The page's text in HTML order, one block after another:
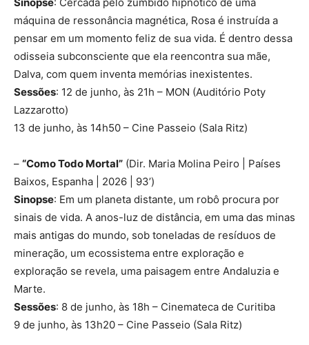
máquina de ressonância magnética, Rosa é instruída a
pensar em um momento feliz de sua vida. É dentro dessa
odisseia subconsciente que ela reencontra sua mãe,
Dalva, com quem inventa memórias inexistentes.
Sessões: 12 de junho, às 21h – MON (Auditório Poty
Lazzarotto)
13 de junho, às 14h50 – Cine Passeio (Sala Ritz)
– “Como Todo Mortal” (Dir. Maria Molina Peiro | Países
Baixos, Espanha | 2026 | 93’)
Sinopse: Em um planeta distante, um robô procura por
sinais de vida. A anos-luz de distância, em uma das minas
mais antigas do mundo, sob toneladas de resíduos de
mineração, um ecossistema entre exploração e
exploração se revela, uma paisagem entre Andaluzia e
Marte.
Sessões: 8 de junho, às 18h – Cinemateca de Curitiba
9 de junho, às 13h20 – Cine Passeio (Sala Ritz)